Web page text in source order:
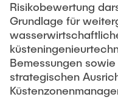
Risikobewertung
Grundlage für
Bemessungen
strategischen